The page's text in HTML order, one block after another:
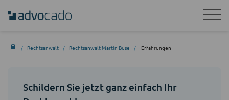
Rechtsanwalt Rechtsanwalt Martin Buse Erfahrungen
Schildern Sie jetzt ganz einfach Ihr